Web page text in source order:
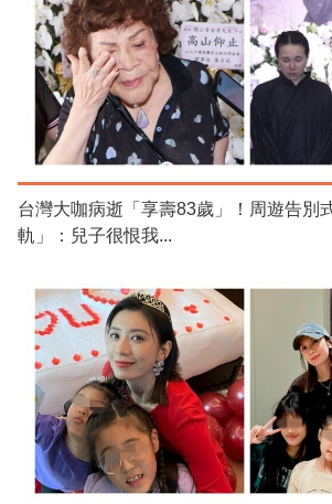
台灣大咖病逝「享壽83歲」！周遊告別
軌」：兒子很恨我...